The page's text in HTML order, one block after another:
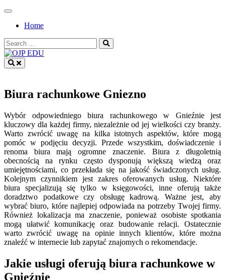
Skip
contentHome
Search
for:
Biura rachunkowe Gniezno
Wybór odpowiedniego biura rachunkowego w Gnieźnie jest
kluczowy dla każdej firmy, niezależnie od jej wielkości czy branży.
Warto zwrócić uwagę na kilka istotnych aspektów, które mogą
pomóc w podjęciu decyzji. Przede wszystkim, doświadczenie i
renoma biura mają ogromne znaczenie. Biura z długoletnią
obecnością na rynku często dysponują większą wiedzą oraz
umiejętnościami, co przekłada się na jakość świadczonych usług.
Kolejnym czynnikiem jest zakres oferowanych usług. Niektóre
biura specjalizują się tylko w księgowości, inne oferują także
doradztwo podatkowe czy obsługę kadrową. Ważne jest, aby
wybrać biuro, które najlepiej odpowiada na potrzeby Twojej firmy.
Również lokalizacja ma znaczenie, ponieważ osobiste spotkania
mogą ułatwić komunikację oraz budowanie relacji. Ostatecznie
warto zwrócić uwagę na opinie innych klientów, które można
znaleźć w internecie lub zapytać znajomych o rekomendacje.
Jakie usługi oferują biura rachunkowe w
Gnieźnie